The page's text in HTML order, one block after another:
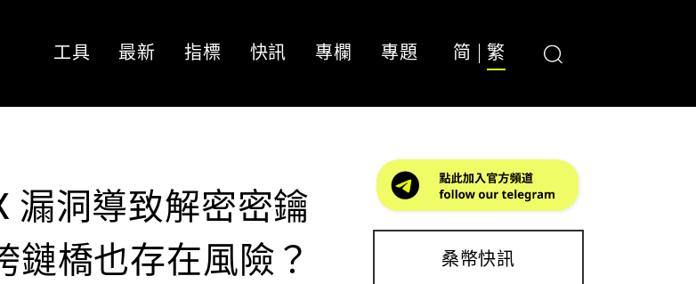
工具 最新 指標 快訊 專欄 專題 简 繁
洞導致解密密鑰
橋也存在風險？
桑幣快訊